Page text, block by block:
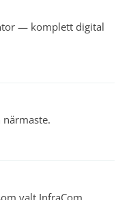
— komplett digital